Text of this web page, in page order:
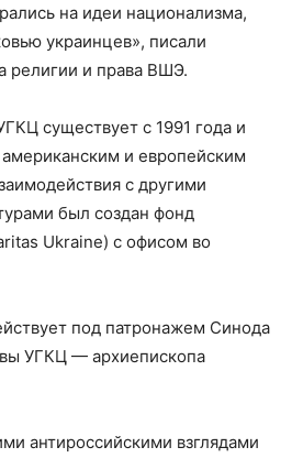
на идеи национализма,
украинцев», писали
религии и права ВШЭ.
существует с 1991 года и
американским и европейским
с другими
был создан фонд
Ukraine) с офисом во
под патронажем Синода
УГКЦ — архиепископа
антироссийскими взглядами